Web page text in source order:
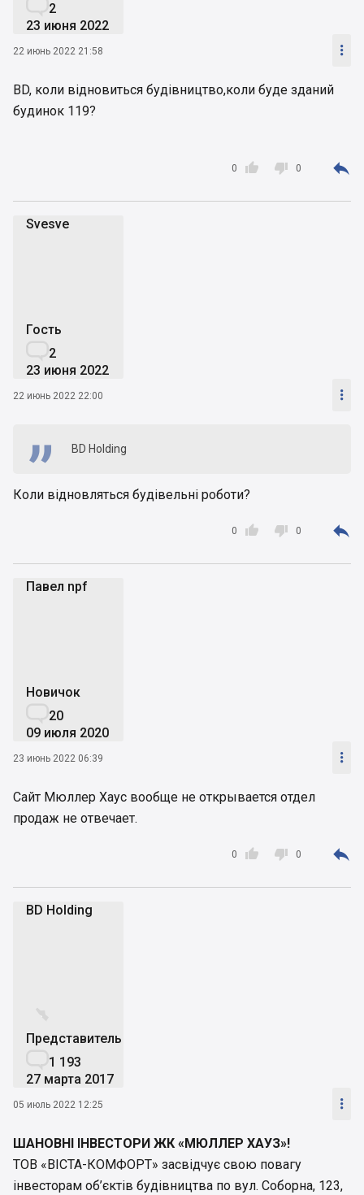
2
23 июня 2022
22 июнь 2022 21:58 
BD, коли відновиться будівництво,коли буде зданий
будинок 119?

0  0 
Svesve
Гость
2
23 июня 2022
22 июнь 2022 22:00 
BD Holding
Коли відновляться будівельні роботи?

0  0 
Павел npf
Новичок
20
09 июля 2020
23 июнь 2022 06:39 
Сайт Мюллер Хаус вообще не открывается отдел
продаж не отвечает.

0  0 
BD Holding


Представитель
1 193
27 марта 2017
05 июль 2022 12:25 
ШАНОВНІ ІНВЕСТОРИ ЖК «МЮЛЛЕР ХАУЗ»!
ТОВ «ВІСТА-КОМФОРТ» засвідчує свою повагу
інвесторам об’єктів будівництва по вул. Соборна, 123,